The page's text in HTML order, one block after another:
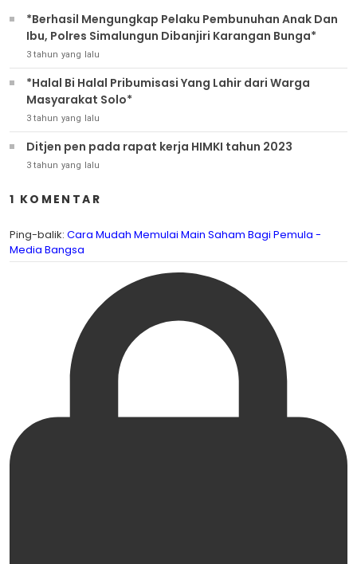
*Berhasil Mengungkap Pelaku Pembunuhan Anak Dan
Ibu, Polres Simalungun Dibanjiri Karangan Bunga*
3 tahun yang lalu
*Halal Bi Halal Pribumisasi Yang Lahir dari Warga
Masyarakat Solo*
3 tahun yang lalu
Ditjen pen pada rapat kerja HIMKI tahun 2023
3 tahun yang lalu
1 KOMENTAR
Ping-balik: Cara Mudah Memulai Main Saham Bagi Pemula -
Media Bangsa